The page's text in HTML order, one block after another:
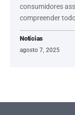
consumidores
compreender
Notícias
agosto 7, 2025